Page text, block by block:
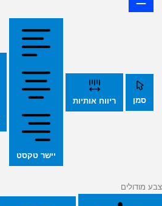
סמן ריווח אותיות
יישר טקסט
צבע מודולים